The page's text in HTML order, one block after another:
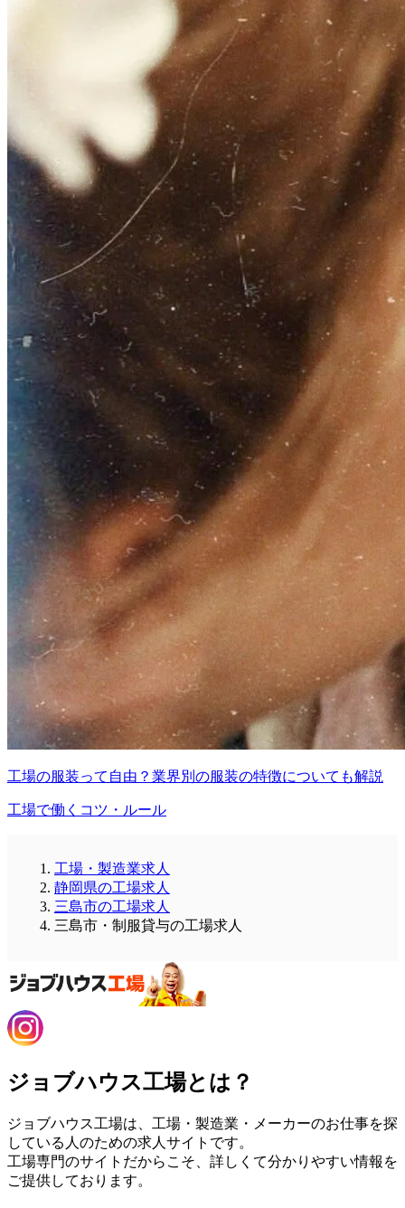
工場の服装って自由？業界別の服装の特徴についても解説
工場で働くコツ・ルール
工場・製造業求人
静岡県の工場求人
三島市の工場求人
三島市・制服貸与の工場求人
ジョブハウス工場とは？
ジョブハウス工場は、工場・製造業・メーカーのお仕事を探
している人のための求人サイトです。
工場専門のサイトだからこそ、詳しくて分かりやすい情報を
ご提供しております。